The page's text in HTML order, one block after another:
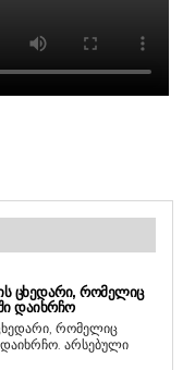
ᲪᲮᲔᲓᲐᲠᲘ, ᲠᲝᲛᲔᲚᲘᲪ
ᲓᲐᲘᲮᲠᲩᲝ
რომელიც
არსებული